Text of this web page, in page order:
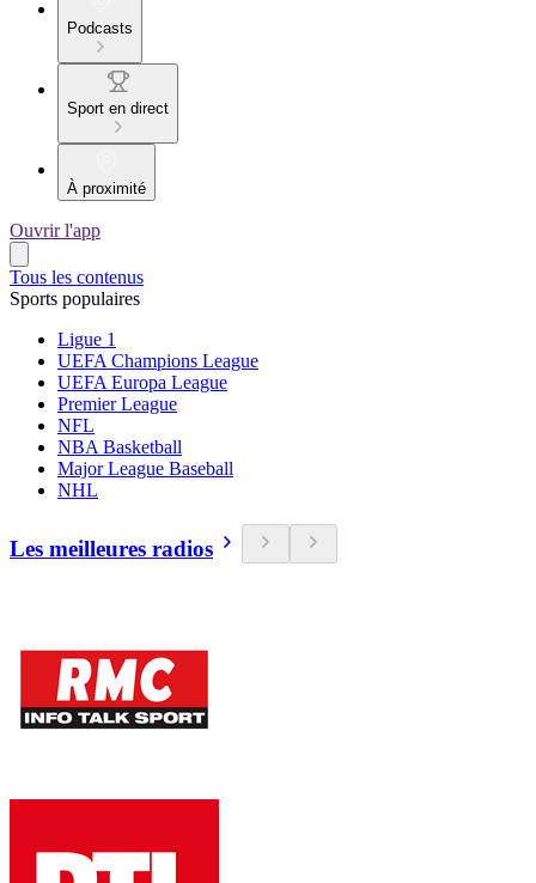
Podcasts
Sport en direct
À proximité
Ouvrir l'app
Tous les contenus
Sports populaires
Ligue 1
UEFA Champions League
UEFA Europa League
Premier League
NFL
NBA Basketball
Major League Baseball
NHL
Les meilleures radios